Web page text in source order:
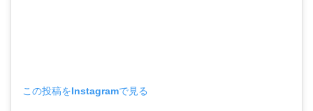
この投稿をInstagramで見る